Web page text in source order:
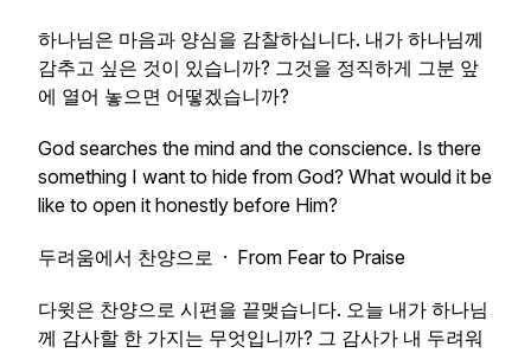
하나님은 마음과 양심을 감찰하십니다. 내가 하나님께
감추고 싶은 것이 있습니까? 그것을 정직하게 그분 앞
에 열어 놓으면 어떻겠습니까?
God searches the mind and the conscience. Is there
something I want to hide from God? What would it be
like to open it honestly before Him?
두려움에서 찬양으로 · From Fear to Praise
다윗은 찬양으로 시편을 끝맺습니다. 오늘 내가 하나님
께 감사할 한 가지는 무엇입니까? 그 감사가 내 두려워